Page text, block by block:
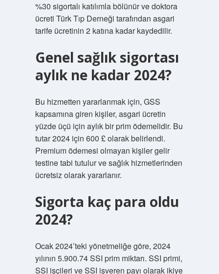
%30 sigortalı katılımla bölünür ve doktora
ücreti Türk Tıp Derneği tarafından asgari
tarife ücretinin 2 katına kadar kaydedilir.
Genel sağlık sigortası
aylık ne kadar 2024?
Bu hizmetten yararlanmak için, GSS
kapsamına giren kişiler, asgari ücretin
yüzde üçü için aylık bir prim ödemelidir. Bu
tutar 2024 için 600 £ olarak belirlendi.
Premium ödemesi olmayan kişiler gelir
testine tabi tutulur ve sağlık hizmetlerinden
ücretsiz olarak yararlanır.
Sigorta kaç para oldu
2024?
Ocak 2024’teki yönetmeliğe göre, 2024
yılının 5.900.74 SSI prim miktarı. SSI primi,
SSI işçileri ve SSI işveren payı olarak ikiye